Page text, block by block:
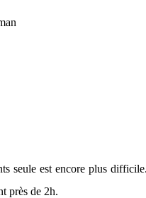
seule est encore plus
près de 2h.